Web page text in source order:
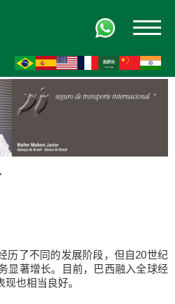
历了不同的发展阶段，但自20世纪
显著增长。目前，巴西融入全球经
也相当良好。